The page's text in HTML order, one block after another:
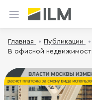
Главная Публикации
В офисной